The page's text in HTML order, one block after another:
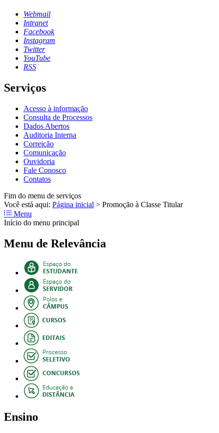
Webmail
Intranet
Facebook
Instagram
Twitter
YouTube
RSS
Serviços
Acesso à informação
Consulta de Processos
Dados Abertos
Auditoria Interna
Correição
Comunicação
Ouvidoria
Fale Conosco
Contatos
Fim do menu de serviços
Você está aqui: Página inicial > Promoção à Classe Titular
Menu
Início do menu principal
Menu de Relevância
Ensino